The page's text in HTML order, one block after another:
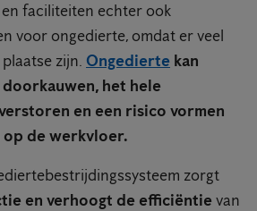
faciliteiten echter ook
voor ongedierte, omdat er veel
zijn. Ongedierte kan
het hele
en een risico vormen
de werkvloer.
zorgt
en verhoogt de efficiëntie van